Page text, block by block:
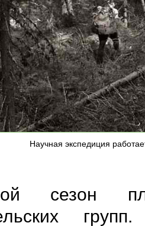
Научная экспедиция
сезон